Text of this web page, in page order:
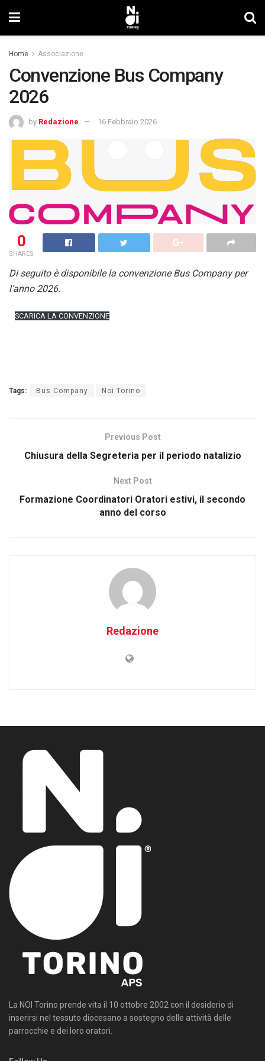
Home Associazione
Convenzione Bus Company
2026
by Redazione 16 Febbraio 2026
0
SHARES
Di seguito è disponibile la convenzione Bus Company per
l’anno 2026.
SCARICA LA CONVENZIONE
Tags: Bus Company Noi Torino
Previous Post
Chiusura della Segreteria per il periodo natalizio
Next Post
Formazione Coordinatori Oratori estivi, il secondo
anno del corso
Redazione
La NOI Torino prende vita il 10 ottobre 2002 con il desiderio di
inserirsi nel tessuto diocesano a sostegno delle attività delle
parrocchie e dei loro oratori.